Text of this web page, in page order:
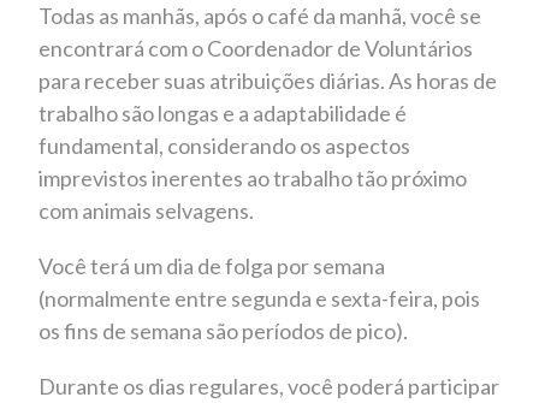
Todas as manhãs, após o café da manhã, você se
encontrará com o Coordenador de Voluntários
para receber suas atribuições diárias. As horas de
trabalho são longas e a adaptabilidade é
fundamental, considerando os aspectos
imprevistos inerentes ao trabalho tão próximo
com animais selvagens.
Você terá um dia de folga por semana
(normalmente entre segunda e sexta-feira, pois
os fins de semana são períodos de pico).
Durante os dias regulares, você poderá participar